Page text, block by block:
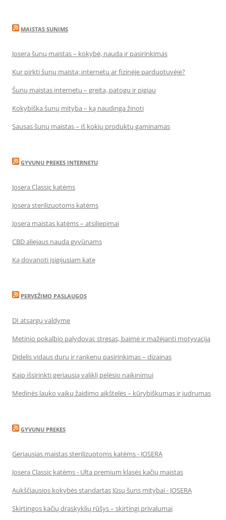
MAISTAS SUNIMS
Josera šunų maistas – kokybė, nauda ir pasirinkimas
Kur pirkti šunų maistą: internetu ar fizinėje parduotuvėje?
Šunų maistas internetu – greita, patogu ir pigiau
Kokybiška šunų mityba – ką naudinga žinoti
Sausas šunų maistas – iš kokių produktų gaminamas
GYVUNU PREKES INTERNETU
Josera Classic katėms
Josera sterilizuotoms katėms
Josera maistas katėms – atsiliepimai
CBD aliejaus nauda gyvūnams
Ką dovanoti įsigijusiam katę
PERVEŽIMO PASLAUGOS
DI atsargų valdyme
Metinio pokalbio palydovai: stresas, baimė ir mažėjanti motyvacija
Didelis vidaus durų ir rankenų pasirinkimas – dizainas
Kaip išsirinkti geriausią valiklį pelėsio naikinimui
Medinės lauko vaikų žaidimo aikštelės – kūrybiškumas ir judrumas
GYVUNU PREKES
Geriausias maistas sterilizuotoms katėms - JOSERA
Josera Classic katėms - Ulta premium klasės kačių maistas
Aukščiausios kokybės standartas Jūsų šuns mitybai - JOSERA
Skirtingos kačių draskyklių rūšys – skirtingi privalumai